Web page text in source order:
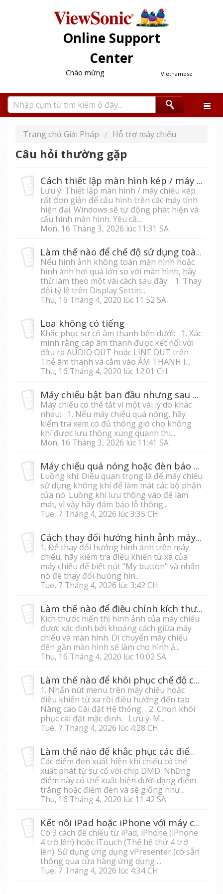
Online Support
Center
Vietnamese
Chào mừng
Trang chủ Giải Pháp Hỗ trợ máy chiếu
Câu hỏi thường gặp
Cách thiết lập màn hình kép / máy chiếu trên máy tính
Lưu ý: Thiết lập màn hình / máy chiếu kép
rất đơn giản để cấu hình trên các máy tính
hiện đại. Windows sẽ tự động phát hiện và
cấu hình màn hình. Yêu cầ...
Mon, 16 Tháng 3, 2026 lúc 11:31 SA
Làm thế nào để chế độ sử dụng toàn màn hình?
Nếu hình ảnh không toàn màn hình hoặc
hình ảnh hơi quá lớn so với màn hình, hãy
thử làm theo một vài cách sau đây: 1. Thay
đổi tỷ lệ trên Display Settin...
Thu, 16 Tháng 4, 2020 lúc 11:52 SA
Loa không có tiếng
Khắc phục sự cố âm thanh bên dưới: 1. Xác
minh rằng cáp âm thanh được kết nối với
đầu ra AUDIO OUT hoặc LINE OUT trên
Thẻ âm thanh và cắm vào ÂM THANH I...
Thu, 16 Tháng 4, 2020 lúc 12:01 CH
Máy chiếu bật ban đầu nhưng sau đó tắt
Máy chiếu có thể tắt vì một vài lý do khác
nhau: 1. Nếu máy chiếu quá nóng, hãy
kiểm tra xem có đủ thông gió cho không
khí được lưu thông xung quanh thi...
Mon, 16 Tháng 3, 2026 lúc 11:41 SA
Máy chiếu quá nóng hoặc đèn báo nhiệt bật
Luồng khí: Điều quan trọng là để máy chiếu
sử dụng không khí để làm mát các bộ phận
của nó. Luồng khí lưu thông vào để làm
mát, vì vậy hãy đảm bảo lỗ thông...
Tue, 7 Tháng 4, 2026 lúc 3:35 CH
Cách thay đổi hướng hình ảnh máy chiếu
1. Để thay đổi hướng hình ảnh trên máy
chiếu, hãy kiểm tra điều khiển từ xa của
máy chiếu để biết nút "My button" và nhấn
nó để thay đổi hướng hìn...
Tue, 7 Tháng 4, 2026 lúc 3:42 CH
Làm thế nào để điều chỉnh kích thước hiển thị hình ảnh của máy chiếu?
Kích thước hiển thị hình ảnh của máy chiếu
được xác định bởi khoảng cách giữa máy
chiếu và màn hình. Di chuyển máy chiếu
đến gần màn hình sẽ làm cho hình ả...
Thu, 16 Tháng 4, 2020 lúc 10:02 SA
Làm thế nào để khôi phục chế độ cài đặt ban đầu cho máy chiếu?
1. Nhấn nút menu trên máy chiếu hoặc
điều khiển từ xa rồi điều hướng đến tab
Nâng cao Cài đặt Hệ thống. 2. Chọn khôi
phục cài đặt mặc định. Lưu ý: M...
Tue, 7 Tháng 4, 2026 lúc 4:28 CH
Làm thế nào để khắc phục các điểm đen xuất hiện trên hình ảnh chiếu?
Các điểm đen xuất hiện khi chiếu có thể
xuất phát từ sự cố với chip DMD. Những
điểm này có thể xuất hiện dưới dạng điểm
trắng hoặc điểm đen và sẽ giống như...
Thu, 16 Tháng 4, 2020 lúc 11:42 SA
Kết nối iPad hoặc iPhone với máy chiếu
Có 3 cách để chiếu từ iPad, iPhone (iPhone
4 trở lên) hoặc iTouch (Thế hệ thứ 4 trở
lên): Sử dụng ứng dụng vPresenter (có sẵn
thông qua cửa hàng ứng dụng ...
Tue, 7 Tháng 4, 2026 lúc 4:34 CH